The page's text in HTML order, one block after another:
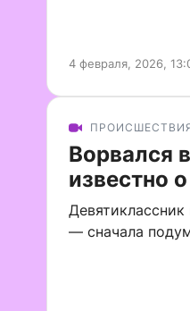
4 февраля, 2026,
Ворвался
известно
— сначала